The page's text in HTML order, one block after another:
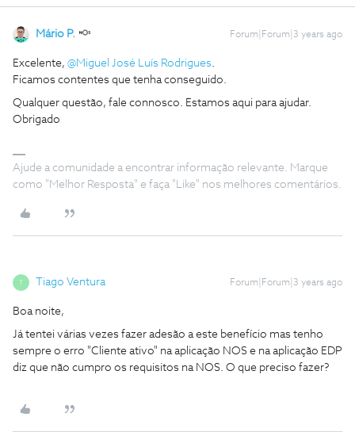
Mário P. Forum|Forum|3 years ago
Excelente, @Miguel José Luís Rodrigues.
Ficamos contentes que tenha conseguido.
Qualquer questão, fale connosco. Estamos aqui para ajudar.
Obrigado
Ajude a comunidade a encontrar informação relevante. Marque
como "Melhor Resposta" e faça "Like" nos melhores comentários.
T Tiago Ventura Forum|Forum|3 years ago
Boa noite,
Já tentei várias vezes fazer adesão a este benefício mas tenho
sempre o erro "Cliente ativo" na aplicação NOS e na aplicação EDP
diz que não cumpro os requisitos na NOS. O que preciso fazer?